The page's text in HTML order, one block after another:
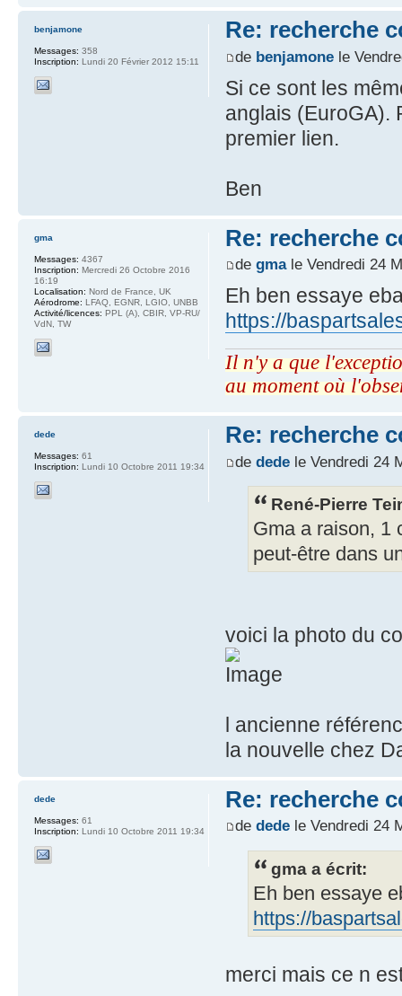
Re: recherche
de benjamonele
Si ce sont les
anglais (EuroGA).
premier lien.
Ben
benjamone
Messages: 358
Inscription: Lundi 20 Février 2012 15:11
Re: recherche
de gmale Vendredi 24
Eh ben essaye
https://
Il n'y a que
au moment où
gma
Messages: 4367
Inscription: Mercredi 26 Octobre 2016
16:19
Localisation: Nord de France, UK
Aérodrome: LFAQ, EGNR, LGIO, UNBB
Activité/licences: PPL (A), CBIR, VP-RU/
VdN, TW
Re: recherche
de dedele Vendredi 24
René-Pierre
Gma a raison, 1
peut-être dans
voici la photo du
l ancienne
la nouvelle chez
dede
Messages: 61
Inscription: Lundi 10 Octobre 2011 19:34
Re: recherche
de dedele Vendredi 24
gma a écrit:
Eh ben essaye
https://
merci mais ce n
dede
Messages: 61
Inscription: Lundi 10 Octobre 2011 19:34